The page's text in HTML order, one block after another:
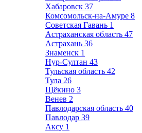
Хабаровск 37
Комсомольск-на-Амуре 8
Советская Гавань 1
Астраханская область 47
Астрахань 36
Знаменск 1
Нур-Султан 43
Тульская область 42
Тула 26
Щёкино 3
Венев 2
Павлодарская область 40
Павлодар 39
Аксу 1